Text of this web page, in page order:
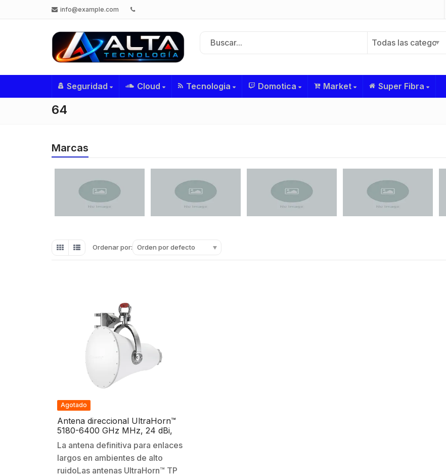
info@example.com
Todas las categorías
Seguridad Cloud Tecnologia Domotica Market Super Fibra
64
Marcas
Ordenar por: Orden por defecto
Agotado
Antena direccional UltraHorn™
5180-6400 GHz MHz, 24 dBi,
ultra rechazo al ruido, conexión a
radio sin pérdida y transmisión
altamente direccional sin lóbulos
laterales
La antena definitiva para enlaces
largos en ambientes de alto
ruidoLas antenas UltraHorn™ TP